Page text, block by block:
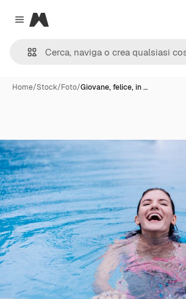
Close menu
Magnific
Home/Stock/Foto/Giovane, felice, in …